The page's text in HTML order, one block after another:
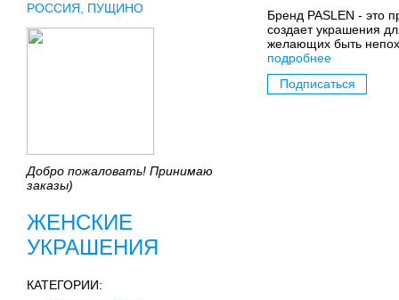
РОССИЯ, ПУЩИНО
Добро пожаловать! Принимаю
заказы)
ЖЕНСКИЕ
УКРАШЕНИЯ
КАТЕГОРИИ:
Бренд PASLEN - это
создает украшения
желающих быть
подробнее
Подписаться